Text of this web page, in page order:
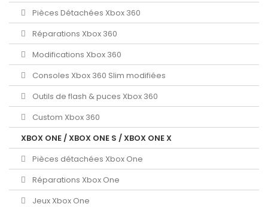
Pièces Détachées Xbox 360
Réparations Xbox 360
Modifications Xbox 360
Consoles Xbox 360 Slim modifiées
Outils de flash & puces Xbox 360
Custom Xbox 360
XBOX ONE / XBOX ONE S / XBOX ONE X
Pièces détachées Xbox One
Réparations Xbox One
Jeux Xbox One